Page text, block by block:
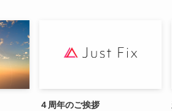
４周年のご挨拶